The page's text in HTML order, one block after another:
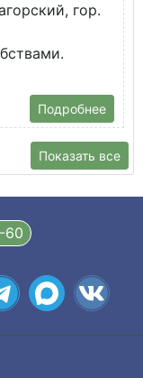
гор.
Подробнее
Показать все
60